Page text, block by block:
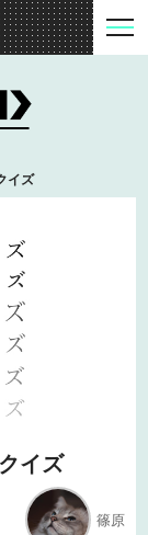
イズ
イズ
篠原